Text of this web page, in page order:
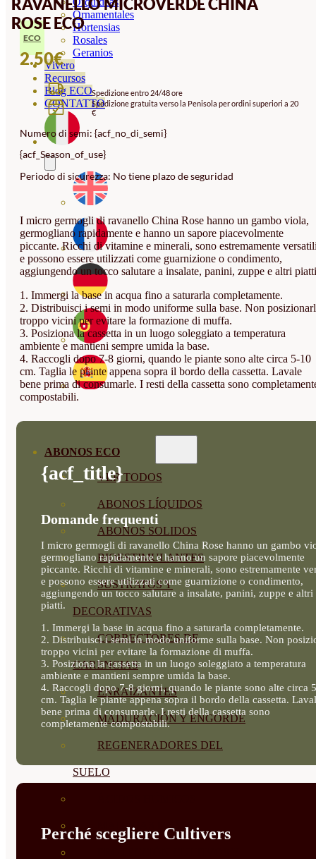
Ornamentales
Hortensias
Rosales
Geranios
Vivero
Recursos
Blog ECO
CONTATTO
ABONOS ECO
VER TODOS
ABONOS LÍQUIDOS
ABONOS SOLIDOS
BIOESTIMULANTES
SUSTRATOS Y
DECORATIVAS
CORRECTORES DE
CARENCIAS
ENRAIZANTES
MADURACIÓN Y ENGORDE
REGENERADORES DEL
SUELO
MATERIAS PRIMAS
ROSE ECO
ECO
2.50€
Spedizione entro 24/48 ore
Spedizione gratuita verso la Penisola per ordini superiori a 20
€
Numero di semi: {acf_no_di_semi}
{acf_Season_of_use}
Periodo di sicurezza: No tiene plazo de seguridad
I micro germogli di ravanello China Rose hanno un gambo viola,
germogliano rapidamente e hanno un sapore piacevolmente
piccante. Ricchi di vitamine e minerali, sono estremamente
e possono essere utilizzati come guarnizione o condimento,
aggiungendo un tocco salutare a insalate, panini, zuppe e altri
1. Immergi la base in acqua fino a saturarla completamente.
2. Distribuisci i semi in modo uniforme sulla base. Non
troppo vicini per evitare la formazione di muffa.
3. Posiziona la cassetta in un luogo soleggiato a temperatura
ambiente e mantieni sempre umida la base.
4. Raccogli dopo 7-8 giorni, quando le piante sono alte circa 5-10
cm. Taglia le piante appena sopra il bordo della cassetta. Lavale
bene prima di consumarle. I resti della cassetta sono
compostabili.
{acf_title}
Domande frequenti
I micro germogli di ravanello China Rose hanno un gambo
germogliano rapidamente e hanno un sapore piacevolmente
piccante. Ricchi di vitamine e minerali, sono estremamente
e possono essere utilizzati come guarnizione o condimento,
aggiungendo un tocco salutare a insalate, panini, zuppe e altri
piatti.
1. Immergi la base in acqua fino a saturarla completamente.
2. Distribuisci i semi in modo uniforme sulla base. Non
troppo vicini per evitare la formazione di muffa.
3. Posiziona la cassetta in un luogo soleggiato a temperatura
ambiente e mantieni sempre umida la base.
4. Raccogli dopo 7-8 giorni, quando le piante sono alte circa
cm. Taglia le piante appena sopra il bordo della cassetta.
bene prima di consumarle. I resti della cassetta sono
completamente compostabili.
Perché scegliere Cultivers